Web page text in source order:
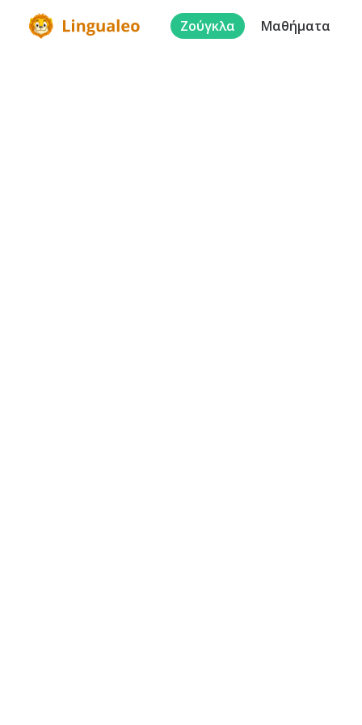
Ζούγκλα Μαθήματα